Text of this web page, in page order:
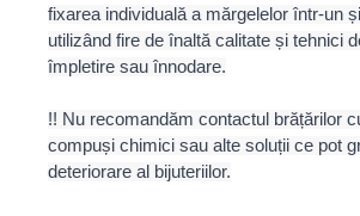
fixarea individuală a mărgelelor într-un
utilizând fire de înaltă calitate și tehnici
împletire sau înnodare.
!! Nu recomandăm contactul brățărilor
compuși chimici sau alte soluții ce pot
deteriorare al bijuteriilor.